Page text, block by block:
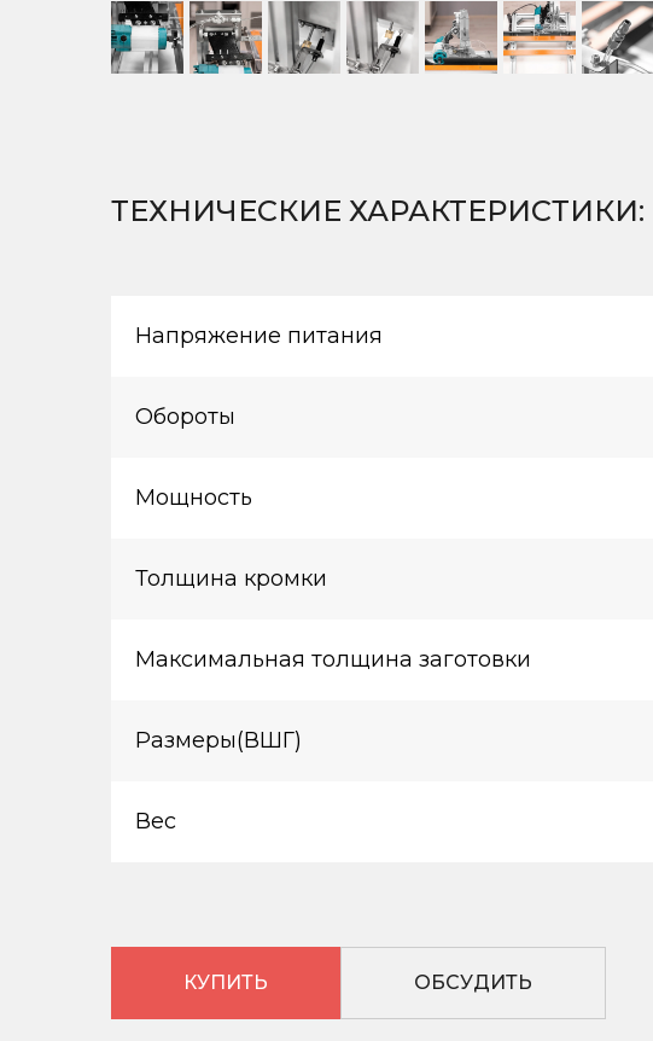
ТЕХНИЧЕСКИЕ ХАРАКТЕРИСТИКИ:
Напряжение питания
Обороты
Мощность
Толщина кромки
Максимальная толщина заготовки
Размеры(ВШГ)
Вес
КУПИТЬ ОБСУДИТЬ